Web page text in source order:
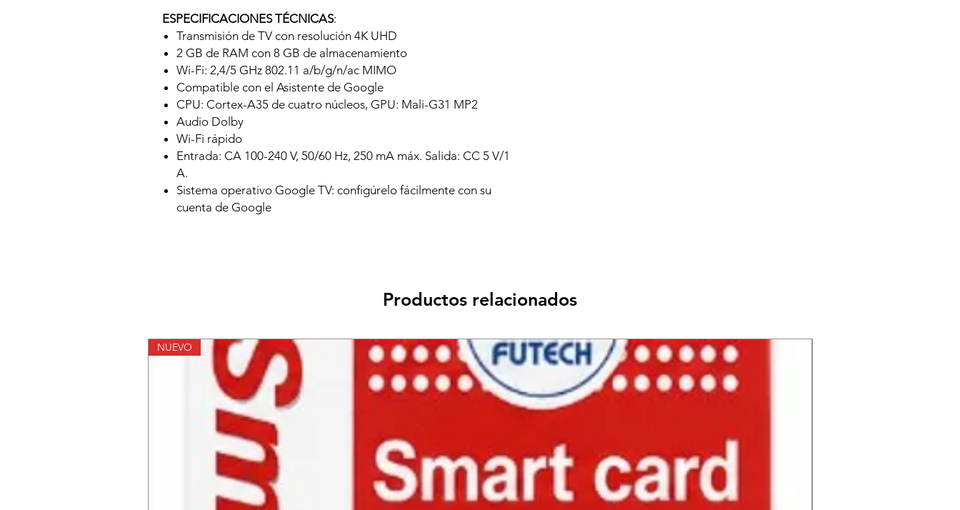
ESPECIFICACIONES TÉCNICAS:
Transmisión de TV con resolución 4K UHD
2 GB de RAM con 8 GB de almacenamiento
Wi-Fi: 2,4/5 GHz 802.11 a/b/g/n/ac MIMO
Compatible con el Asistente de Google
CPU: Cortex-A35 de cuatro núcleos, GPU: Mali-G31 MP2
Audio Dolby
Wi-Fi rápido
Entrada: CA 100-240 V, 50/60 Hz, 250 mA máx. Salida: CC 5 V/1
A.
Sistema operativo Google TV: configúrelo fácilmente con su
cuenta de Google
Productos relacionados
NUEVO